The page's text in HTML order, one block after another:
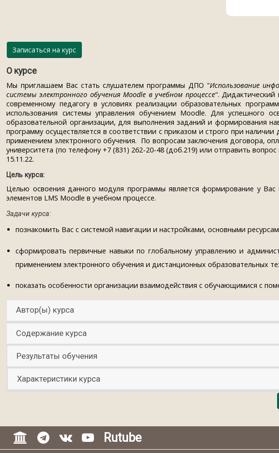
Записаться на курс
О курсе
Мы приглашаем Вас стать слушателем программы ДПО "Использование
системы электронного обучения Moodle в учебном процессе".
современному педагогу в условиях реализации образовательных
использования системы управления обучением Moodle. Для
образовательной организации, для выполнения заданий и формирования
программу осуществляется в соответствии с приказом истрого при наличии
применением электронного обучения. По вопросам заключения договора,
университета (по телефону +7 (831) 262-20-48 (доб.219) или отправить вопрос
15.11.22.
Цель курса:
Целью освоения данного модуля программы является формирование у
элементов LMS Moodle в учебном процессе.
Задачи курса:
познакомить Вас с системой навигации и настройками, основными
сформировать первичные навыки по глобальному управлению и
применением электронного обучения и дистанционных образовательных
показать особенности организации взаимодействия с обучающимися с
Автор(ы) курса
Содержание курса
Результаты обучения
Характеристики курса